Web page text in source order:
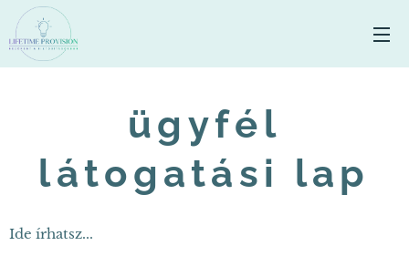
ügyfél
látogatási lap
Ide írhatsz...